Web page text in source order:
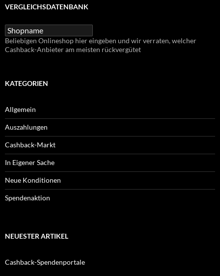
VERGLEICHSDATENBANK
Beliebigen Onlineshop hier eingeben und wir verraten, welcher
Cashback-Anbieter am meisten rückvergütet
KATEGORIEN
Allgemein
Auszahlungen
Cashback-Markt
In Eigener Sache
Neue Konditionen
Spendenaktion
NEUESTER ARTIKEL
Cashback-Spendenportale